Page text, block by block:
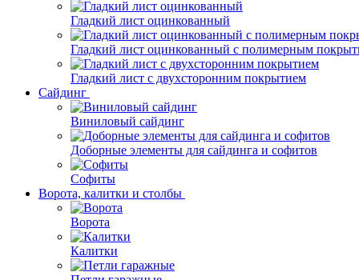
Гладкий лист оцинкованный
Гладкий лист оцинкованный с полимерным
Гладкий лист с двухсторонним покрытием
Сайдинг
Виниловый сайдинг
Доборные элементы для сайдинга и софитов
Софиты
Ворота, калитки и столбы
Ворота
Калитки